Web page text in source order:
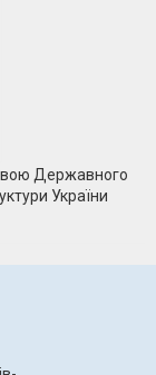
Державного
України